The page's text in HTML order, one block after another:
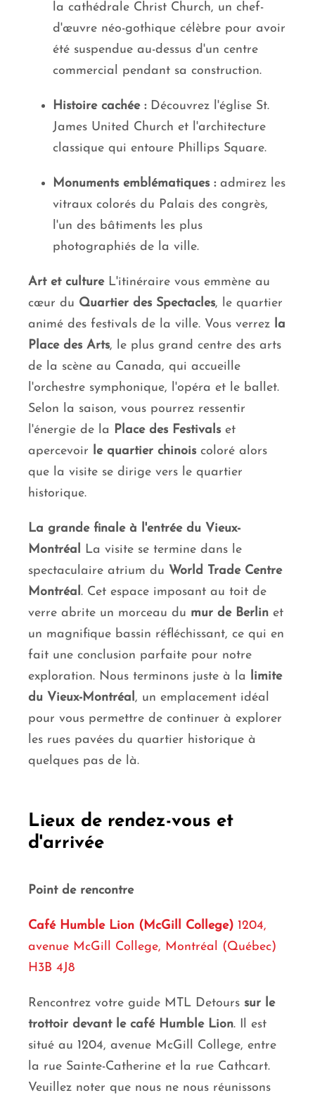
la cathédrale Christ Church, un chef-
d'œuvre néo-gothique célèbre pour avoir
été suspendue au-dessus d'un centre
commercial pendant sa construction.
Histoire cachée :Découvrez l'église St.
James United Church et l'architecture
classique qui entoure Phillips Square.
Monuments emblématiques :admirez les
vitraux colorés du Palais des congrès,
l'un des bâtiments les plus
photographiés de la ville.
Art et cultureL'itinéraire vous emmène au
cœur du Quartier des Spectacles, le quartier
animé des festivals de la ville. Vous verrez la
Place des Arts, le plus grand centre des arts
de la scène au Canada, qui accueille
l'orchestre symphonique, l'opéra et le ballet.
Selon la saison, vous pourrez ressentir
l'énergie de la Place des Festivalset
apercevoir le quartier chinoiscoloré alors
que la visite se dirige vers le quartier
historique.
La grande finale à l'entrée du Vieux-
Montréal La visite se termine dans le
spectaculaire atrium du World Trade Centre
Montréal. Cet espace imposant au toit de
verre abrite un morceau du mur de Berlin et
un magnifique bassin réfléchissant, ce qui en
fait une conclusion parfaite pour notre
exploration. Nous terminons juste à la limite
du Vieux-Montréal, un emplacement idéal
pour vous permettre de continuer à explorer
les rues pavées du quartier historique à
quelques pas de là.
Lieux de rendez-vous et
d'arrivée
Point de rencontre
Café Humble Lion (McGill College) 1204,
avenue McGill College, Montréal (Québec)
H3B 4J8
Rencontrez votre guide MTL Detours sur le
trottoir devant le café Humble Lion. Il est
situé au 1204, avenue McGill College, entre
la rue Sainte-Catherine et la rue Cathcart.
Veuillez noter que nous ne nous réunissons